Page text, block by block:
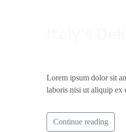
Lorem ipsum dolor sit
laboris nisi ut aliquip ex
Continue reading